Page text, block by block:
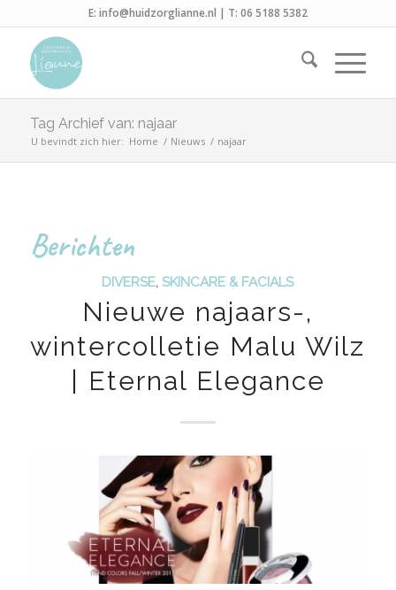
E: info@huidzorglianne.nl | T: 06 5188 5382
Tag Archief van: najaar
U bevindt zich hier: Home / Nieuws / najaar
Berichten
DIVERSE,SKINCARE & FACIALS
Nieuwe najaars-,
wintercolletie Malu Wilz
| Eternal Elegance